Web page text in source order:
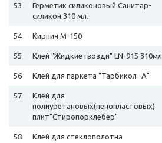
53
Герметик силиконовый Санитар-
силикон 310 мл.
54 Кирпич М-150
55 Клей "Жидкие гвозди" LN-915 310мл
56 Клей для паркета "Тарбикол -А"
57
Клей для
полиуретановых(пенопластовых)
плит"Стиропорклебер"
58 Клей для стеклополотна